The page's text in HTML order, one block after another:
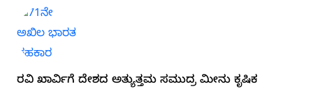
ರವಿ ಖಾರ್ವಿಗೆ ದೇಶದ ಅತ್ಯುತ್ತಮ ಸಮುದ್ರ ಮೀನು ಕೃಷಿಕ